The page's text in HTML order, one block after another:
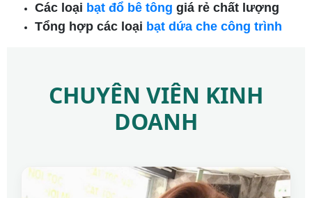
Các loại bạt đổ bê tông giá rẻ chất lượng
Tổng hợp các loại bạt dứa che công trình
CHUYÊN VIÊN KINH
DOANH